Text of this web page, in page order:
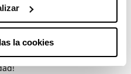
la cookies
que aspire a mantenerse
en el comercio
manera proactiva para el